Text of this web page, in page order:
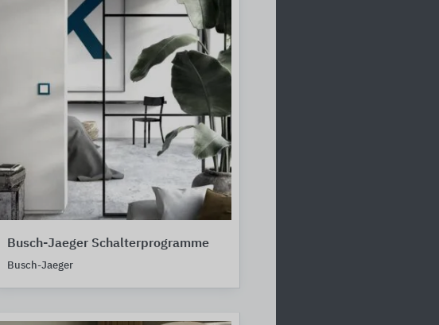
Busch-Jaeger Schalterprogramme
Busch-Jaeger